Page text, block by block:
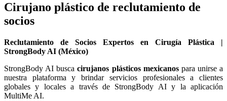
Cirujano plástico de reclutamiento de
socios
Reclutamiento de Socios Expertos en Cirugía Plástica |
StrongBody AI (México)
StrongBody AI buscacirujanos plásticos mexicanospara unirse a
nuestra plataforma y brindar servicios profesionales a clientes
globales y locales a través de StrongBody AI y la aplicación
MultiMe AI.